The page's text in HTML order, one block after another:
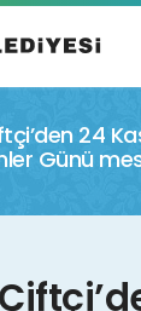
24
Günü